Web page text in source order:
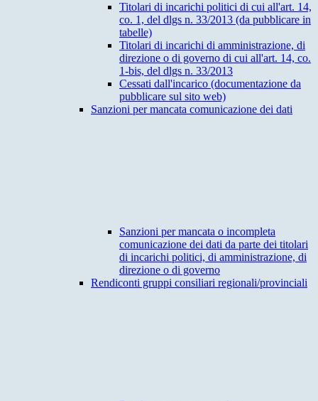
Titolari di incarichi politici di cui all'art. 14,
co. 1, del dlgs n. 33/2013 (da pubblicare in
tabelle)
Titolari di incarichi di amministrazione, di
direzione o di governo di cui all'art. 14, co.
1-bis, del dlgs n. 33/2013
Cessati dall'incarico (documentazione da
pubblicare sul sito web)
Sanzioni per mancata comunicazione dei dati
Sanzioni per mancata o incompleta
comunicazione dei dati da parte dei titolari
di incarichi politici, di amministrazione, di
direzione o di governo
Rendiconti gruppi consiliari regionali/provinciali